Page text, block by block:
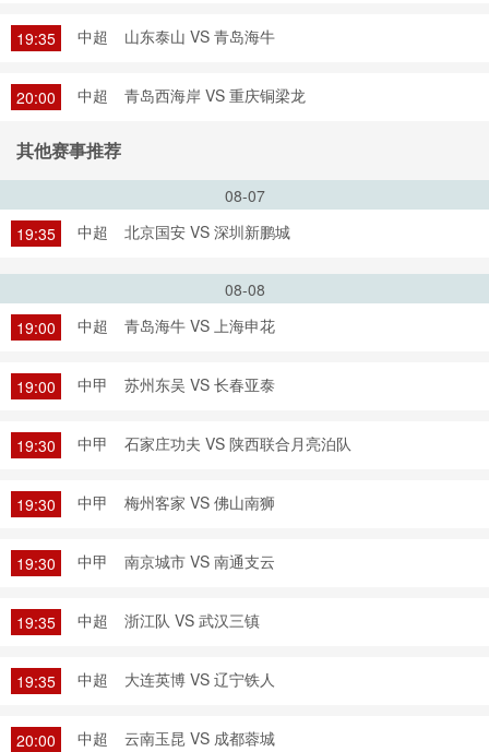
19:35 中超 山东泰山 VS 青岛海牛
20:00 中超 青岛西海岸 VS 重庆铜梁龙
其他赛事推荐
08-07
19:35
中超 北京国安 VS 深圳新鹏城
08-08
19:00
中超 青岛海牛 VS 上海申花
19:00 中甲 苏州东吴 VS 长春亚泰
19:30 中甲 石家庄功夫 VS 陕西联合月亮泊队
19:30 中甲 梅州客家 VS 佛山南狮
19:30 中甲 南京城市 VS 南通支云
19:35 中超 浙江队 VS 武汉三镇
19:35 中超 大连英博 VS 辽宁铁人
20:00 中超 云南玉昆 VS 成都蓉城